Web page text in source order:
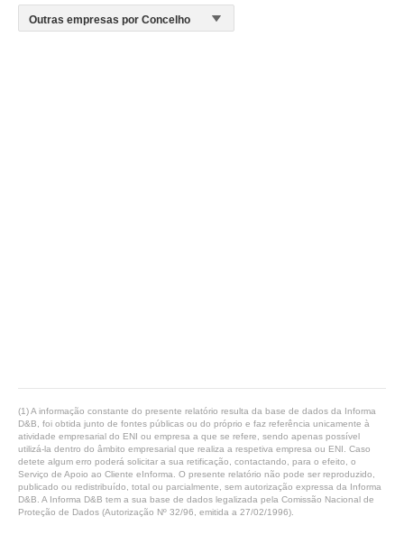
(1) A informação constante do presente relatório resulta da base de dados da Informa
D&B, foi obtida junto de fontes públicas ou do próprio e faz referência unicamente à
atividade empresarial do ENI ou empresa a que se refere, sendo apenas possível
utilizá-la dentro do âmbito empresarial que realiza a respetiva empresa ou ENI. Caso
detete algum erro poderá solicitar a sua retificação, contactando, para o efeito, o
Serviço de Apoio ao Cliente eInforma. O presente relatório não pode ser reproduzido,
publicado ou redistribuído, total ou parcialmente, sem autorização expressa da Informa
D&B. A Informa D&B tem a sua base de dados legalizada pela Comissão Nacional de
Proteção de Dados (Autorização Nº 32/96, emitida a 27/02/1996).